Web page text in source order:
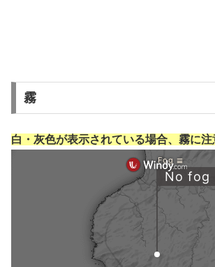
霧
白・灰色が表示されている場合、霧に注